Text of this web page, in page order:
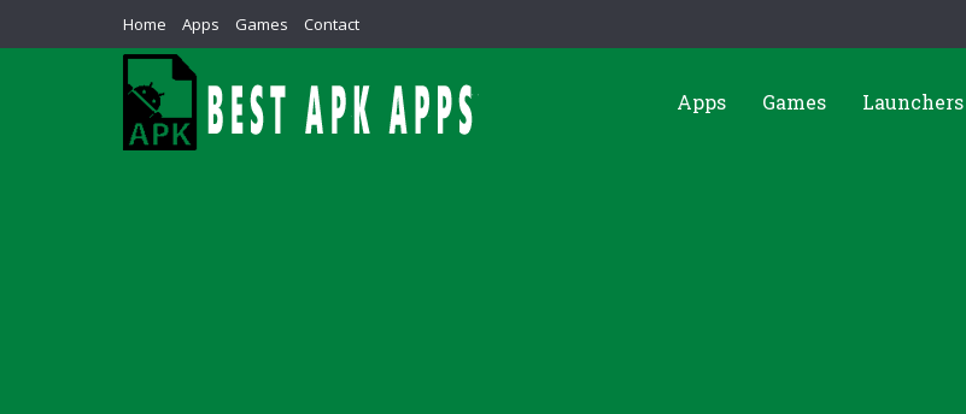
Home Apps Games Contact
Apps Games Launchers